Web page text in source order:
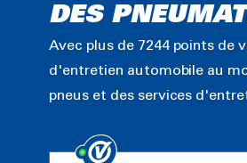
DES
Avec plus de 7244 points de
d'entretien automobile au
pneus et des services